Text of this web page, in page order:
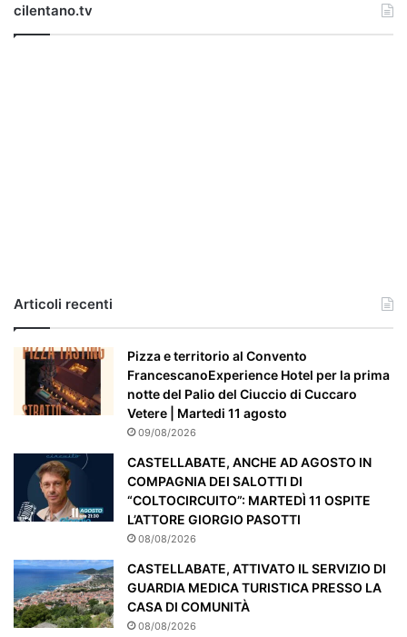
u
l
e
p
o
n
e
a
cilentano.tv
Articoli recenti
Pizza e territorio al Convento
FrancescanoExperience Hotel per la prima
notte del Palio del Ciuccio di Cuccaro
Vetere | Martedi 11 agosto
09/08/2026
CASTELLABATE, ANCHE AD AGOSTO IN
COMPAGNIA DEI SALOTTI DI
“COLTOCIRCUITO”: MARTEDÌ 11 OSPITE
L’ATTORE GIORGIO PASOTTI
08/08/2026
CASTELLABATE, ATTIVATO IL SERVIZIO DI
GUARDIA MEDICA TURISTICA PRESSO LA
CASA DI COMUNITÀ
08/08/2026